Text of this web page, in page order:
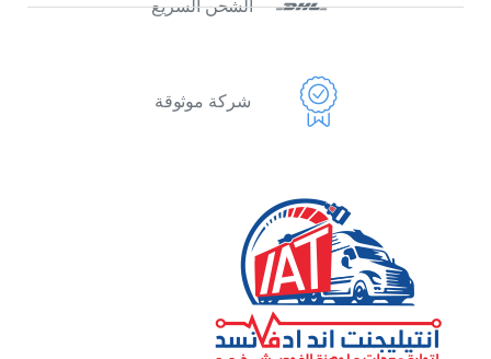
الشحن السريع
شركة موثوقة